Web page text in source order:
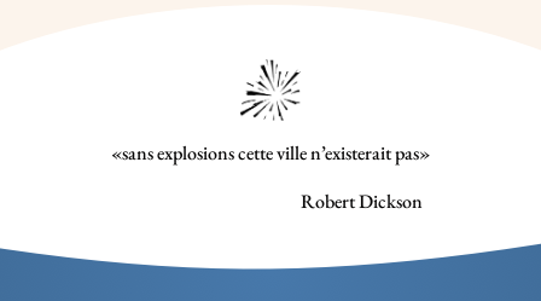
«sans explosions cette ville n’existerait pas»
Robert Dickson